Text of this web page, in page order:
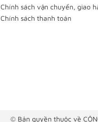
Chính sách vận chuyển, giao
Chính sách thanh toán
© Bản quyền thuộc về